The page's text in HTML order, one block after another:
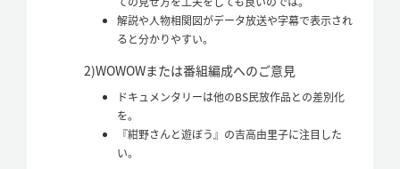
解説や人物相関図がデータ放送や字幕で表示され
ると分かりやすい。
2)WOWOWまたは番組編成へのご意見
ドキュメンタリーは他のBS民放作品との差別化
を。
『紺野さんと遊ぼう』の吉高由里子に注目した
い。